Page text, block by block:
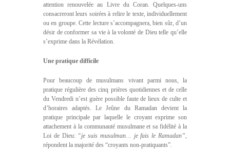
attention renouvelée au Livre du Coran. Quelques-uns
consacreront leurs soirées à relire le texte, individuellement
ou en groupe. Cette lecture s’accompagnera, bien sûr, d’un
désir de conformer sa vie à la volonté de Dieu telle qu’elle
s’exprime dans la Révélation.
Une pratique difficile
Pour beaucoup de musulmans vivant parmi nous, la
pratique régulière des cinq prières quotidiennes et de celle
du Vendredi n’est guère possible faute de lieux de culte et
d’horaires adaptés. Le Jeûne du Ramadan devient la
pratique principale par laquelle le croyant exprime son
attachement à la communauté musulmane et sa fidélité à la
Loi de Dieu: “je suis musulman… je fais le Ramadan”,
répondent la majorité des “croyants non-pratiquants”.